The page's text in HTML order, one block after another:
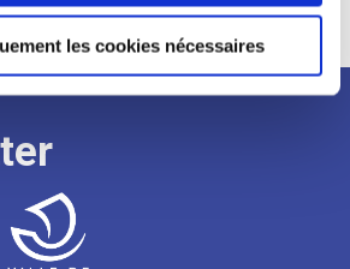
les cookies nécessaires